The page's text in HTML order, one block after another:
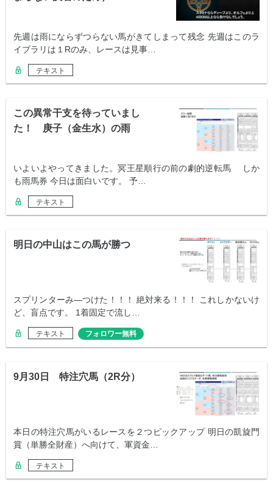
先週は雨にならずつらない馬がきてしまって残念 先週はこのラ
イブラリは１Rのみ、レースは見事…
テキスト
この異常干支を待っていまし
た！ 庚子（金生水）の雨
いよいよやってきました。冥王星順行の前の劇的逆転馬 しか
も雨馬券 今日は面白いです。 予…
テキスト
明日の中山はこの馬が勝つ
スプリンターみ―つけた！！！ 絶対来る！！！ これしかないけ
ど、盲点です。 1着固定で流し…
テキスト フォロワー無料
9月30日 特注穴馬（2R分）
本日の特注穴馬がいるレースを２つピックアップ 明日の凱旋門
賞（単勝全財産）へ向けて、軍資金…
テキスト